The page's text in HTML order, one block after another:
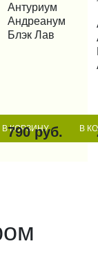
В КОРЗИНУ
В 1 КЛИК
Антуриум
Андреанум
Блэк Лав
790 руб. В